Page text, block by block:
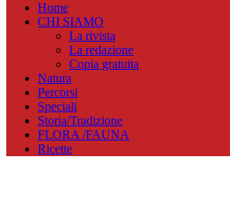
Home
CHI SIAMO
La rivista
La redazione
Copia gratuita
Natura
Percorsi
Speciali
Storia/Tradizione
FLORA /FAUNA
Ricette